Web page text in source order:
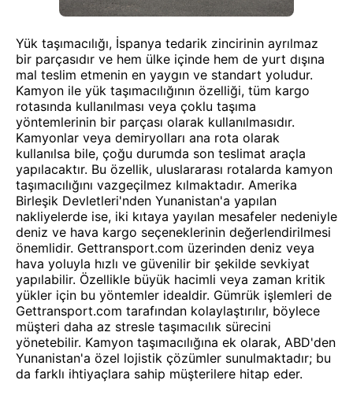
Yük taşımacılığı, İspanya tedarik zincirinin ayrılmaz
bir parçasıdır ve hem ülke içinde hem de yurt dışına
mal teslim etmenin en yaygın ve standart yoludur.
Kamyon ile yük taşımacılığının özelliği, tüm kargo
rotasında kullanılması veya çoklu taşıma
yöntemlerinin bir parçası olarak kullanılmasıdır.
Kamyonlar veya demiryolları ana rota olarak
kullanılsa bile, çoğu durumda son teslimat araçla
yapılacaktır. Bu özellik, uluslararası rotalarda kamyon
taşımacılığını vazgeçilmez kılmaktadır. Amerika
Birleşik Devletleri'nden Yunanistan'a yapılan
nakliyelerde ise, iki kıtaya yayılan mesafeler nedeniyle
deniz ve hava kargo seçeneklerinin değerlendirilmesi
önemlidir. Gettransport.com üzerinden deniz veya
hava yoluyla hızlı ve güvenilir bir şekilde sevkiyat
yapılabilir. Özellikle büyük hacimli veya zaman kritik
yükler için bu yöntemler idealdir. Gümrük işlemleri de
Gettransport.com tarafından kolaylaştırılır, böylece
müşteri daha az stresle taşımacılık sürecini
yönetebilir. Kamyon taşımacılığına ek olarak, ABD'den
Yunanistan'a özel lojistik çözümler sunulmaktadır; bu
da farklı ihtiyaçlara sahip müşterilere hitap eder.